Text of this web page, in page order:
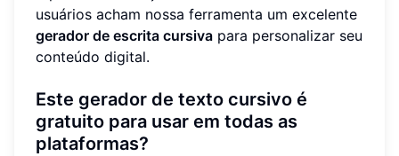
usuários acham nossa ferramenta um excelente
gerador de escrita cursiva para personalizar seu
conteúdo digital.
Este gerador de texto cursivo é
gratuito para usar em todas as
plataformas?